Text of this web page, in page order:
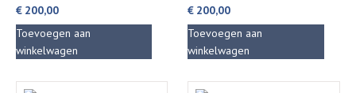
€ 200,00
Toevoegen aan
winkelwagen
€ 200,00
Toevoegen aan
winkelwagen